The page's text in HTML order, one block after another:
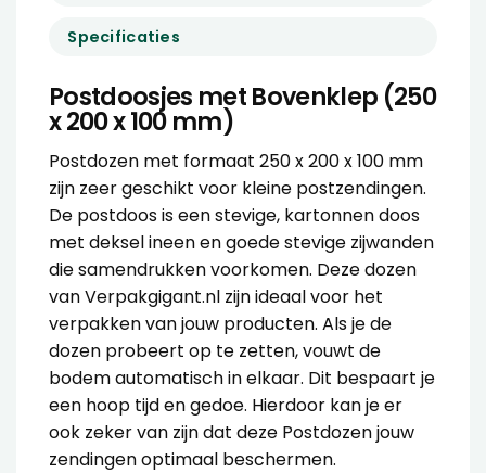
Specificaties
Postdoosjes met Bovenklep (250
x 200 x 100 mm)
Postdozen met formaat 250 x 200 x 100 mm
zijn zeer geschikt voor kleine postzendingen.
De postdoos is een stevige, kartonnen doos
met deksel ineen en goede stevige zijwanden
die samendrukken voorkomen. Deze dozen
van Verpakgigant.nl zijn ideaal voor het
verpakken van jouw producten. Als je de
dozen probeert op te zetten, vouwt de
bodem automatisch in elkaar. Dit bespaart je
een hoop tijd en gedoe. Hierdoor kan je er
ook zeker van zijn dat deze Postdozen jouw
zendingen optimaal beschermen.